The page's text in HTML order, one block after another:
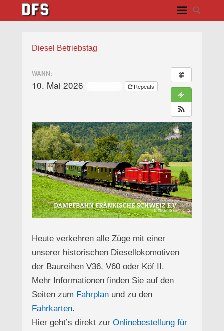
Diesel Betriebstag
WANN:
10. Mai 2026 Repeats
Heute verkehren alle Züge mit einer
unserer historischen Diesellokomotiven
der Baureihen V36, V60 oder Köf II.
Mehr Informationen finden Sie auf den
Seiten zum Fahrplan und zu den
Fahrkarten.
Hier geht’s direkt zur Onlinebestellung für